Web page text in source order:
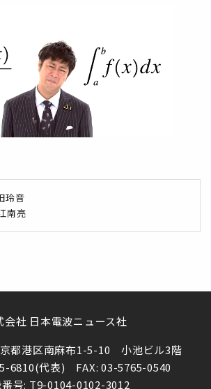
玲音
南亮
会社 日本電波ニュース社
都港区南麻布1-5-10 小池ビル3階
6810(代表) FAX: 03-5765-0540
号: T9-0104-0102-3012